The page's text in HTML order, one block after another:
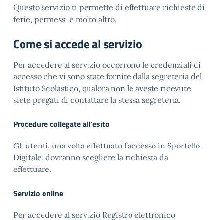
Questo servizio ti permette di effettuare richieste di
ferie, permessi e molto altro.
Come si accede al servizio
Per accedere al servizio occorrono le credenziali di
accesso che vi sono state fornite dalla segreteria del
Istituto Scolastico, qualora non le aveste ricevute
siete pregati di contattare la stessa segreteria.
Procedure collegate all'esito
Gli utenti, una volta effettuato l’accesso in Sportello
Digitale, dovranno scegliere la richiesta da
effettuare.
Servizio online
Per accedere al servizio Registro elettronico